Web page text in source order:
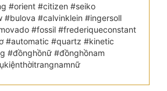
#orient #citizen #seiko
#bulova #calvinklein #ingersoll
#fossil #frederiqueconstant
#automatic #quartz #kinetic
#đồnghồnữ #đồnghồnam